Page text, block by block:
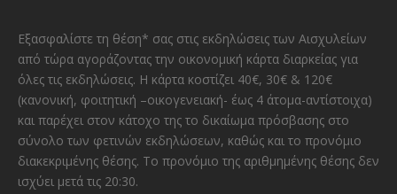
Εξασφαλίστε τη θέση* σας στις εκδηλώσεις των Αισχυλείων
από τώρα αγοράζοντας την οικονομική κάρτα διαρκείας για
όλες τις εκδηλώσεις. Η κάρτα κοστίζει 40€, 30€ & 120€
(κανονική, φοιτητική –οικογενειακή- έως 4 άτομα-αντίστοιχα)
και παρέχει στον κάτοχο της το δικαίωμα πρόσβασης στο
σύνολο των φετινών εκδηλώσεων, καθώς και το προνόμιο
διακεκριμένης θέσης. Το προνόμιο της αριθμημένης θέσης δεν
ισχύει μετά τις 20:30.